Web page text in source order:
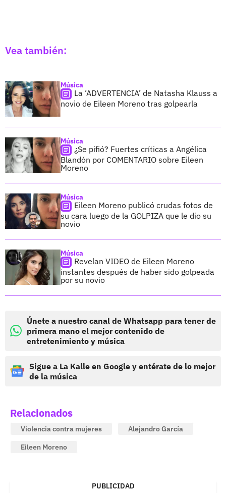
Vea también:
Música
La ‘ADVERTENCIA’ de Natasha Klauss a
novio de Eileen Moreno tras golpearla
Música
¿Se pifió? Fuertes críticas a Angélica
Blandón por COMENTARIO sobre Eileen
Moreno
Música
Eileen Moreno publicó crudas fotos de
su cara luego de la GOLPIZA que le dio su
novio
Música
Revelan VIDEO de Eileen Moreno
instantes después de haber sido golpeada
por su novio
Únete a nuestro canal de Whatsapp para tener de
primera mano el mejor contenido de
entretenimiento y música
Sigue a La Kalle en Google y entérate de lo mejor
de la música
Relacionados
Violencia contra mujeres
Alejandro García
Eileen Moreno
PUBLICIDAD